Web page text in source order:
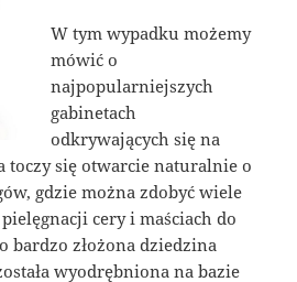
W tym wypadku możemy
mówić o
najpopularniejszych
gabinetach
odkrywających się na
toczy się otwarcie naturalnie o
gdzie można zdobyć wiele
cery i maściach do
bardzo złożona dziedzina
wyodrębniona na bazie